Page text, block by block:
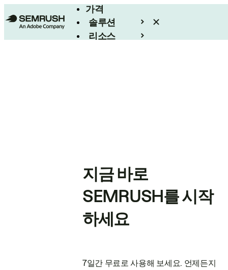
가격
솔루션
리소스
지금 바로
SEMRUSH를 시작
하세요
7일간 무료로 사용해 보세요. 언제든지